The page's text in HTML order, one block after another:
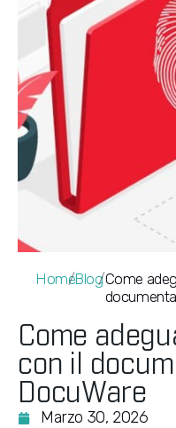
Home
/Blog/Come
Come
con il
DocuWare
Marzo 30, 2026